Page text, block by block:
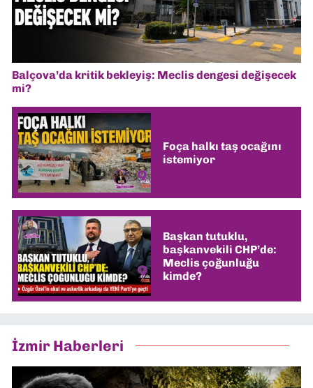
Balçova’da kritik bekleyiş: Meclis dengesi değişecek
mi?
Foça halkı taş ocağını
istemiyor
Başkan tutuklu,
başkanvekili CHP’de:
Meclis çoğunluğu
kimde?
İzmir Haberleri